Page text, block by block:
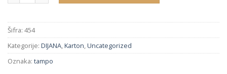
Šifra: 454
Kategorije: DIJANA,Karton,Uncategorized
Oznaka: tampo